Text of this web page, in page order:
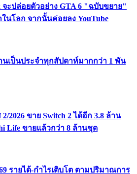
จะปล่อยตัวอย่าง GTA 6 "ฉบับขยาย"
นโลก จากนั้นค่อยลง YouTube
นเป็นประจำทุกสัปดาห์มากกว่า 1 พัน
2026 ขาย Switch 2 ได้อีก 3.8 ล้าน
Life ขายแล้วกว่า 8 ล้านชุด
รายได้-กำไรเติบโต ตามปริมาณการ